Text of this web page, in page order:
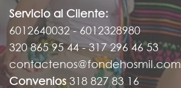
Servicio al Cliente:
6012640032 - 6012328980
320 865 95 44 - 317 296 46 53
contactenos@fondehosmil.com
Convenios 318 827 83 16